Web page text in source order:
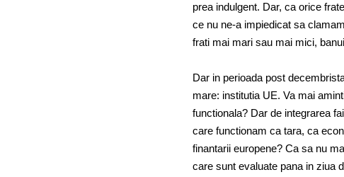
prea indulgent. Dar, ca orice
ce nu ne-a impiedicat sa
frati mai mari sau mai mici,
Dar in perioada post
mare: institutia UE. Va mai
functionala? Dar de integrarea
care functionam ca tara, ca
finantarii europene? Ca sa nu
care sunt evaluate pana in ziua